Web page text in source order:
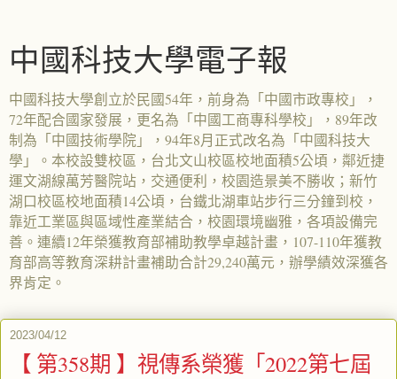
中國科技大學電子報
中國科技大學創立於民國54年，前身為「中國市政專校」，
72年配合國家發展，更名為「中國工商專科學校」，89年改
制為「中國技術學院」，94年8月正式改名為「中國科技大
學」。本校設雙校區，台北文山校區校地面積5公頃，鄰近捷
運文湖線萬芳醫院站，交通便利，校園造景美不勝收；新竹
湖口校區校地面積14公頃，台鐵北湖車站步行三分鐘到校，
靠近工業區與區域性產業結合，校園環境幽雅，各項設備完
善。連續12年榮獲教育部補助教學卓越計畫，107-110年獲教
育部高等教育深耕計畫補助合計29,240萬元，辦學績效深獲各
界肯定。
2023/04/12
【 第358期 】視傳系榮獲「2022第七屆